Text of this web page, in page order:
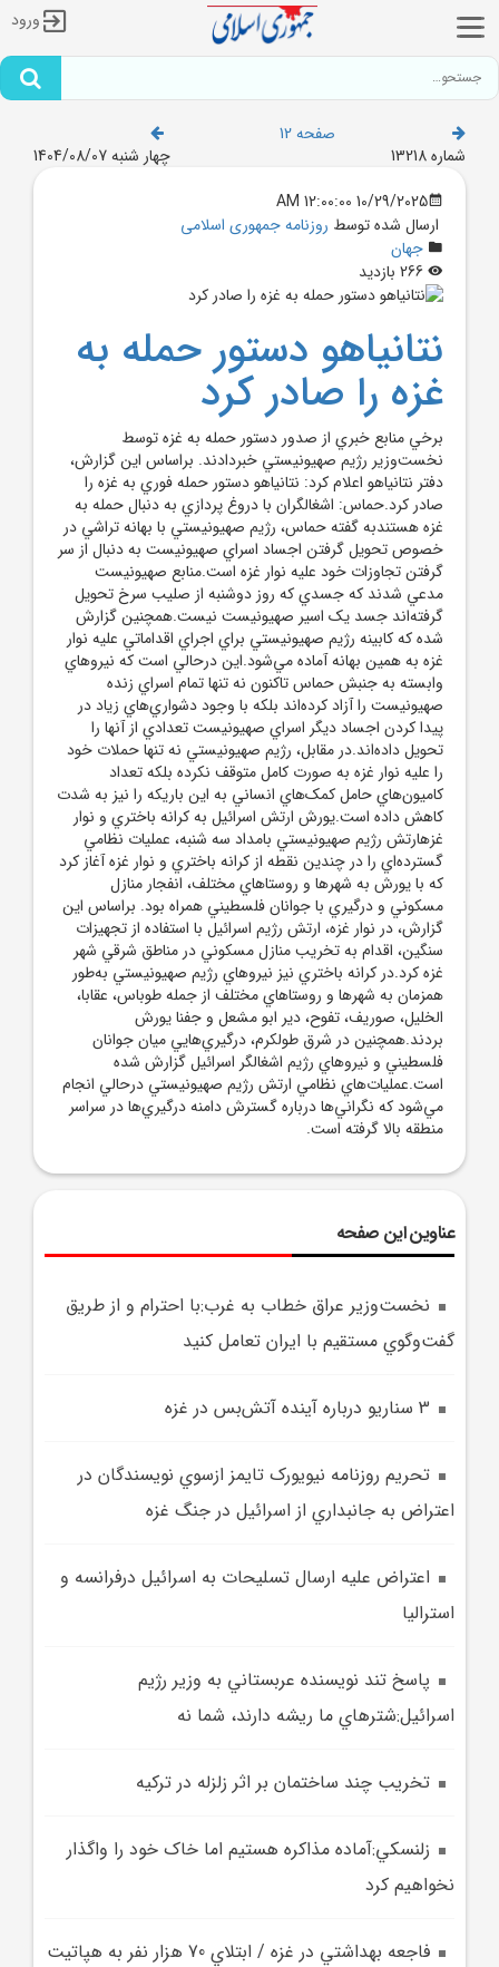
ورود
صفحه 12
شماره 13218
چهار شنبه 1404/08/07
10/29/2025 12:00:00 AM
ارسال شده توسط روزنامه جمهوری اسلامی
جهان
نتانياهو دستور حمله به
غزه را صادر کرد
برخي منابع خبري از صدور دستور حمله به غزه توسط
نخست‌وزير رژيم صهيونيستي خبردادند. براساس اين گزارش،
دفتر نتانياهو اعلام کرد: نتانياهو دستور حمله فوري به غزه را
صادر کرد.حماس: اشغالگران با دروغ پردازي به دنبال حمله به
غزه هستندبه گفته حماس، رژيم صهيونيستي با بهانه تراشي در
خصوص تحويل گرفتن اجساد اسراي صهيونيست به دنبال از سر
گرفتن تجاوزات خود عليه نوار غزه است.منابع صهيونيست
مدعي شدند که جسدي که روز دوشنبه از صليب سرخ تحويل
گرفته‌اند جسد يک اسير صهيونيست نيست.همچنين گزارش
شده که کابينه رژيم صهيونيستي براي اجراي اقداماتي عليه نوار
غزه به همين بهانه آماده مي‌شود.اين درحالي است که نيروهاي
وابسته به جنبش حماس تاکنون نه تنها تمام اسراي زنده
صهيونيست را آزاد کرده‌اند بلکه با وجود دشواري‌هاي زياد در
پيدا کردن اجساد ديگر اسراي صهيونيست تعدادي از آنها را
تحويل داده‌اند.در مقابل، رژيم صهيونيستي نه تنها حملات خود
را عليه نوار غزه به صورت کامل متوقف نکرده بلکه تعداد
کاميون‌هاي حامل کمک‌هاي انساني به اين باريکه را نيز به شدت
کاهش داده است.يورش ارتش اسرائيل به کرانه باختري و نوار
غزهارتش رژيم صهيونيستي بامداد سه‌ شنبه، عمليات نظامي
گسترده‌اي را در چندين نقطه از کرانه باختري و نوار غزه آغاز کرد
که با يورش به شهرها و روستاهاي مختلف، انفجار منازل
مسکوني و درگيري با جوانان فلسطيني همراه بود. براساس اين
گزارش، در نوار غزه، ارتش رژيم اسرائيل با استفاده از تجهيزات
سنگين، اقدام به تخريب منازل مسکوني در مناطق شرقي شهر
غزه کرد.در کرانه باختري نيز نيروهاي رژيم صهيونيستي به‌طور
همزمان به شهرها و روستاهاي مختلف از جمله طوباس، عقابا،
الخليل، صوريف، تفوح، دير ابو مشعل و جفنا يورش
بردند.همچنين در شرق طولکرم، درگيري‌هايي ميان جوانان
فلسطيني و نيروهاي رژيم اشغالگر اسرائيل گزارش شده
است.عمليات‌هاي نظامي ارتش رژيم صهيونيستي درحالي انجام
مي‌شود که نگراني‌ها درباره گسترش دامنه درگيري‌ها در سراسر
منطقه بالا گرفته است.
عناوین این صفحه
نخست‌وزير عراق خطاب به غرب:با احترام و از طريق
گفت‌وگوي مستقيم با ايران تعامل کنيد
3 سناريو درباره آينده آتش‌بس در غزه
تحريم روزنامه نيويورک تايمز ازسوي نويسندگان در
اعتراض به جانبداري از اسرائيل در جنگ غزه
اعتراض علیه ارسال تسلیحات به اسرائیل درفرانسه و
استرالیا
پاسخ تند نويسنده عربستاني به وزير رژيم
اسرائيل:شترهاي ما ريشه دارند، شما نه
تخريب چند ساختمان بر اثر زلزله در ترکيه
زلنسکي:آماده مذاکره هستيم اما خاک خود را واگذار
نخواهيم کرد
فاجعه بهداشتي در غزه / ابتلاي 70 هزار نفر به هپاتيت